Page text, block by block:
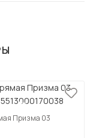
Призма 03